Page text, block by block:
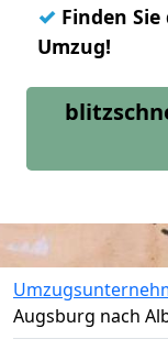
✓ Finden
Umzug!
Augsburg nach